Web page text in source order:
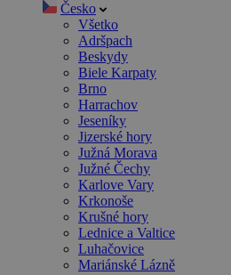
Česko
Všetko
Adršpach
Beskydy
Biele Karpaty
Brno
Harrachov
Jeseníky
Jizerské hory
Južná Morava
Južné Čechy
Karlove Vary
Krkonoše
Krušné hory
Lednice a Valtice
Luhačovice
Mariánské Lázně